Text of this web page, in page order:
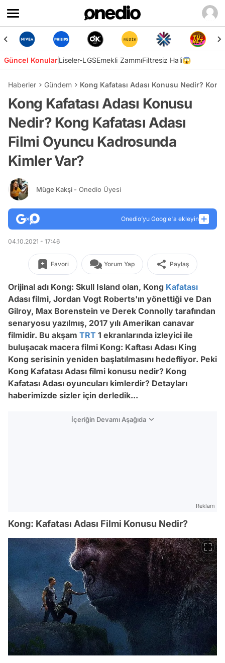
Güncel KonularLiseler-LGSEmekli ZammıFiltresiz Hali😱
Haberler Gündem Kong Kafatası Adası Konusu Nedir?
Kong Kafatası Adası Konusu
Nedir? Kong Kafatası Adası
Filmi Oyuncu Kadrosunda
Kimler Var?
Müge Kakşi - Onedio Üyesi
Onedio’yu Google'a ekleyin
04.10.2021 - 17:46
Favori Yorum Yap Paylaş
Orijinal adı Kong: Skull Island olan, Kong Kafatası
Adası filmi, Jordan Vogt Roberts'ın yönettiği ve Dan
Gilroy, Max Borenstein ve Derek Connolly tarafından
senaryosu yazılmış, 2017 yılı Amerikan canavar
filmidir. Bu akşam TRT 1 ekranlarında izleyici ile
buluşacak macera filmi Kong: Kaftası Adası King
Kong serisinin yeniden başlatılmasını hedefliyor. Peki
Kong Kafatası Adası filmi konusu nedir? Kong
Kafatası Adası oyuncuları kimlerdir? Detayları
haberimizde sizler için derledik...
İçeriğin Devamı Aşağıda
Reklam
Kong: Kafatası Adası Filmi Konusu Nedir?